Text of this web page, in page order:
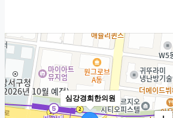
심강경희한의원